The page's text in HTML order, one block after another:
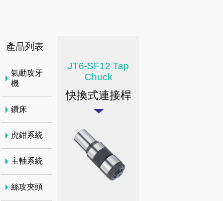
JT6-SF12 Tap
Chuck
快換式連接桿
產品列表
氣動攻牙
機
鑽床
虎鉗系統
主軸系統
絲攻夾頭